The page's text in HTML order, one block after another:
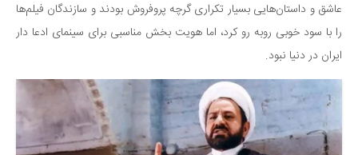
عاشق و داستان‌هایی بسیار تکراری گرچه پروفروش بودند و سازندگان فیلم‌ها
را با سود خوبی روبه رو کرد، اما هویت بخش مناسبی برای سینمای ادعا دار
ایران در دنیا نبود.